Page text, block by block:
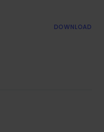
DOWNLOAD